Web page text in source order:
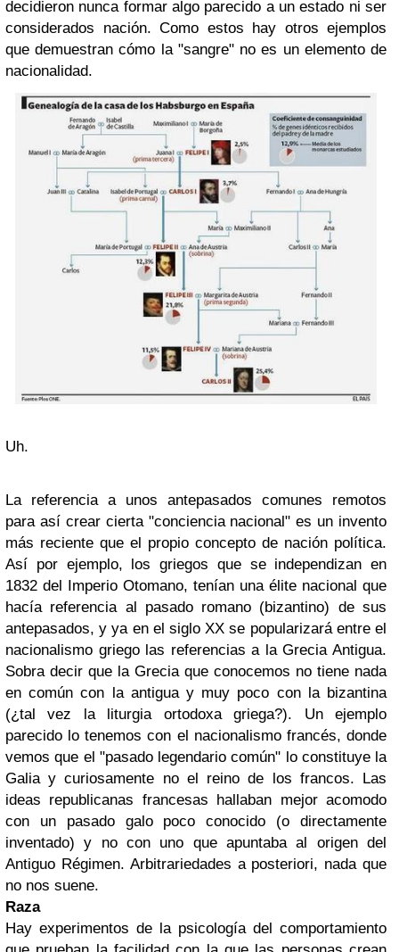
decidieron nunca formar algo parecido a un estado ni ser
considerados nación. Como estos hay otros ejemplos
que demuestran cómo la "sangre" no es un elemento de
nacionalidad.
Uh.
La referencia a unos antepasados comunes remotos
para así crear cierta "conciencia nacional" es un invento
más reciente que el propio concepto de nación política.
Así por ejemplo, los griegos que se independizan en
1832 del Imperio Otomano, tenían una élite nacional que
hacía referencia al pasado romano (bizantino) de sus
antepasados, y ya en el siglo XX se popularizará entre el
nacionalismo griego las referencias a la Grecia Antigua.
Sobra decir que la Grecia que conocemos no tiene nada
en común con la antigua y muy poco con la bizantina
(¿tal vez la liturgia ortodoxa griega?). Un ejemplo
parecido lo tenemos con el nacionalismo francés, donde
vemos que el "pasado legendario común" lo constituye la
Galia y curiosamente no el reino de los francos. Las
ideas republicanas francesas hallaban mejor acomodo
con un pasado galo poco conocido (o directamente
inventado) y no con uno que apuntaba al origen del
Antiguo Régimen. Arbitrariedades a posteriori, nada que
no nos suene.
Raza
Hay experimentos de la psicología del comportamiento